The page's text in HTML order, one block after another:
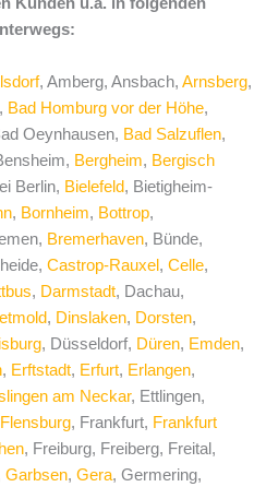
, Amberg, Ansbach, Arnsberg,
Bad Homburg vor der Höhe,
Oeynhausen, Bad Salzuflen,
Bergheim, Bergisch
Berlin, Bielefeld, Bietigheim-
, Bornheim, Bottrop,
Bremerhaven, Bünde,
Castrop-Rauxel , Celle,
, Darmstadt, Dachau,
, Dinslaken, Dorsten,
, Düsseldorf, Düren, Emden,
, Erftstadt, Erfurt, Erlangen,
am Neckar, Ettlingen,
Flensburg, Frankfurt, Frankfurt
, Freiburg, Freiberg, Freital,
Garbsen, Gera, Germering,